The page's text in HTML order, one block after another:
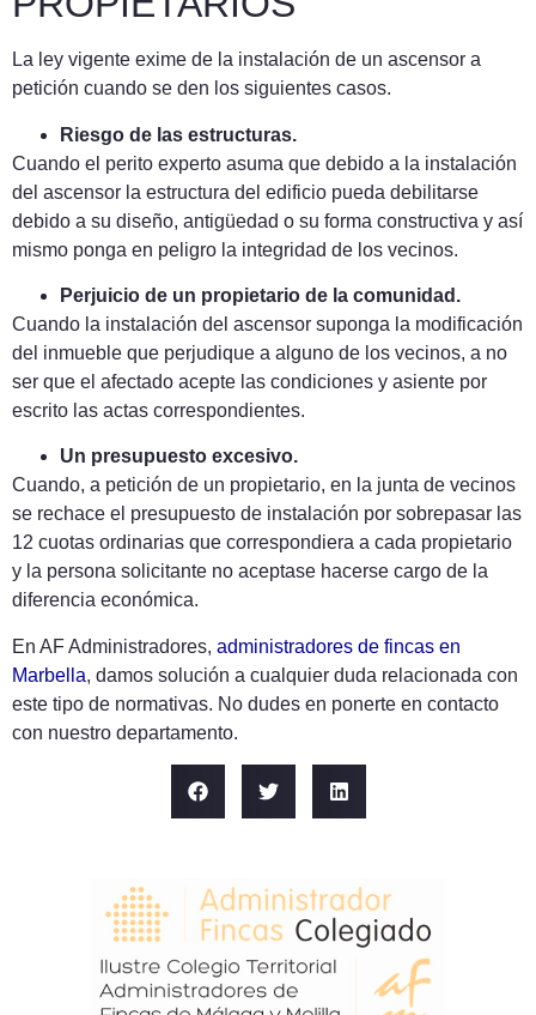
La ley vigente exime de la instalación de un ascensor a
petición cuando se den los siguientes casos.
Riesgo de las estructuras.
Cuando el perito experto asuma que debido a la instalación
del ascensor la estructura del edificio pueda debilitarse
debido a su diseño, antigüedad o su forma constructiva y así
mismo ponga en peligro la integridad de los vecinos.
Perjuicio de un propietario de la comunidad.
Cuando la instalación del ascensor suponga la modificación
del inmueble que perjudique a alguno de los vecinos, a no
ser que el afectado acepte las condiciones y asiente por
escrito las actas correspondientes.
Un presupuesto excesivo.
Cuando, a petición de un propietario, en la junta de vecinos
se rechace el presupuesto de instalación por sobrepasar las
12 cuotas ordinarias que correspondiera a cada propietario
y la persona solicitante no aceptase hacerse cargo de la
diferencia económica.
En AF Administradores, administradores de fincas en
Marbella, damos solución a cualquier duda relacionada con
este tipo de normativas. No dudes en ponerte en contacto
con nuestro departamento.